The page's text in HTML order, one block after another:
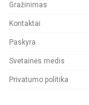
Gražinimas
Kontaktai
Paskyra
Svetainės medis
Privatumo politika